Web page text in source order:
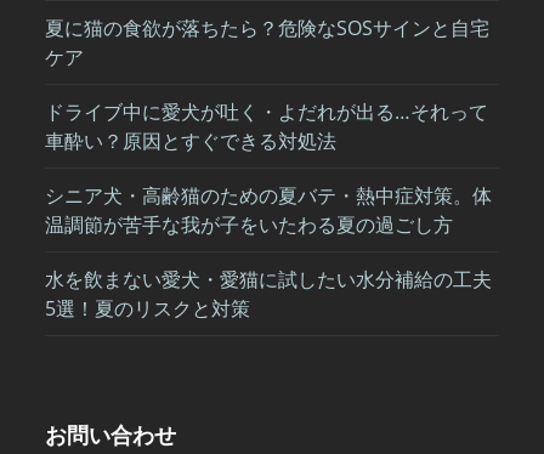
夏に猫の食欲が落ちたら？危険なSOSサインと自宅
ケア
ドライブ中に愛犬が吐く・よだれが出る…それって
車酔い？原因とすぐできる対処法
シニア犬・高齢猫のための夏バテ・熱中症対策。体
温調節が苦手な我が子をいたわる夏の過ごし方
水を飲まない愛犬・愛猫に試したい水分補給の工夫
5選！夏のリスクと対策
お問い合わせ